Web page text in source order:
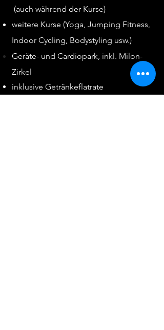
(auch während der Kurse)
weitere Kurse (Yoga, Jumping Fitness,
Indoor Cycling, Bodystyling usw.)
Geräte- und Cardiopark, inkl. Milon-
Zirkel
inklusive Getränkeflatrate